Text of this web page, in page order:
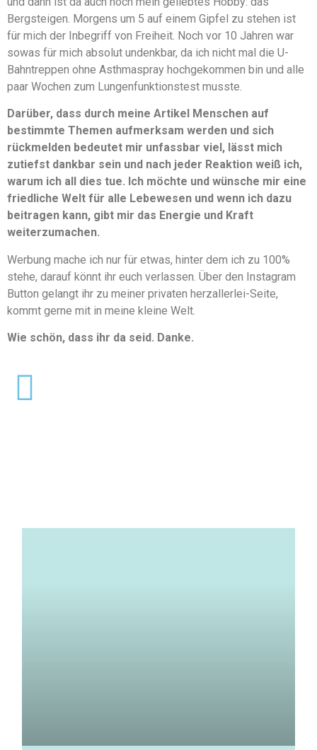
Bergsteigen. Morgens um 5 auf einem Gipfel zu stehen ist
für mich der Inbegriff von Freiheit. Noch vor 10 Jahren war
sowas für mich absolut undenkbar, da ich nicht mal die U-
Bahntreppen ohne Asthmaspray hochgekommen bin und alle
paar Wochen zum Lungenfunktionstest musste.
Darüber, dass durch meine Artikel Menschen auf
bestimmte Themen aufmerksam werden und sich
rückmelden bedeutet mir unfassbar viel, lässt mich
zutiefst dankbar sein und nach jeder Reaktion weiß ich,
warum ich all dies tue. Ich möchte und wünsche mir eine
friedliche Welt für alle Lebewesen und wenn ich dazu
beitragen kann, gibt mir das Energie und Kraft
weiterzumachen.
Werbung mache ich nur für etwas, hinter dem ich zu 100%
stehe, darauf könnt ihr euch verlassen. Über den Instagram
Button gelangt ihr zu meiner privaten herzallerlei-Seite,
kommt gerne mit in meine kleine Welt.
Wie schön, dass ihr da seid. Danke.